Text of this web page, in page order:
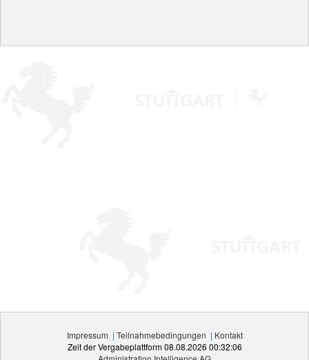
Impressum | Teilnahmebedingungen | Kontakt
Zeit der Vergabeplattform 08.08.2026 00:32:06